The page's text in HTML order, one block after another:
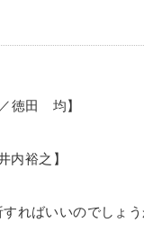
徳田 均】
裕之】
ればいいのでしょ